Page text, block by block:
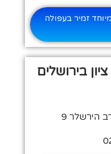
זמיר בעפולה
-בני ציון בירושלים
הירשלר 9